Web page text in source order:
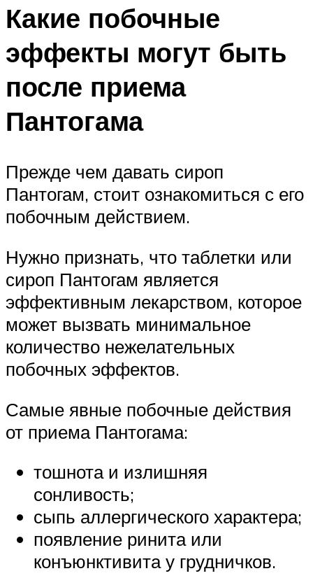
Какие побочные
эффекты могут быть
после приема
Пантогама
Прежде чем давать сироп
Пантогам, стоит ознакомиться с его
побочным действием.
Нужно признать, что таблетки или
сироп Пантогам является
эффективным лекарством, которое
может вызвать минимальное
количество нежелательных
побочных эффектов.
Самые явные побочные действия
от приема Пантогама:
тошнота и излишняя
сонливость;
сыпь аллергического характера;
появление ринита или
конъюнктивита у грудничков.